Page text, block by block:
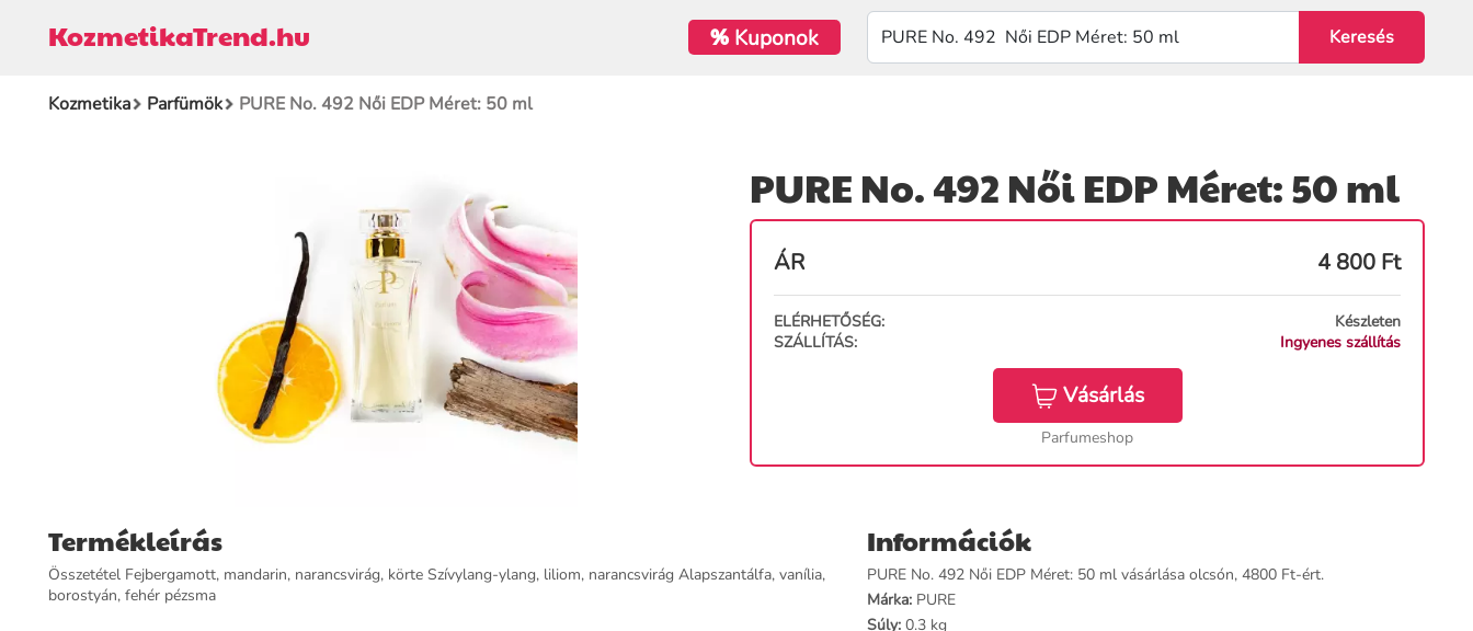
KozmetikaTrend.hu %Kuponok
Kozmetika Parfümök PURE No. 492 Női EDP Méret: 50 ml
PURE No. 492 Női EDP Méret: 50 ml
ÁR 4 800 Ft
ELÉRHETŐSÉG:
Készleten
SZÁLLÍTÁS:
Ingyenes szállítás
Vásárlás
Parfumeshop
Termékleírás
Összetétel Fejbergamott, mandarin, narancsvirág, körte Szívylang-ylang, liliom, narancsvirág Alapszantálfa, vanília,
borostyán, fehér pézsma
Információk
PURE No. 492 Női EDP Méret: 50 ml vásárlása olcsón, 4800 Ft-ért.
Márka:PURE
Súly:0.3 kg